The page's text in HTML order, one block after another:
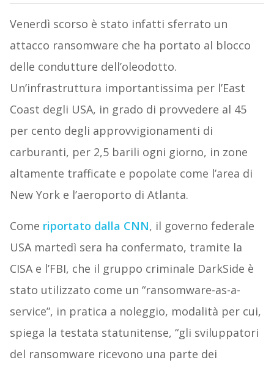
Venerdì scorso è stato infatti sferrato un
attacco ransomware che ha portato al blocco
delle condutture dell’oleodotto.
Un’infrastruttura importantissima per l’East
Coast degli USA, in grado di provvedere al 45
per cento degli approvvigionamenti di
carburanti, per 2,5 barili ogni giorno, in zone
altamente trafficate e popolate come l’area di
New York e l’aeroporto di Atlanta.
Come riportato dalla CNN, il governo federale
USA martedì sera ha confermato, tramite la
CISA e l’FBI, che il gruppo criminale DarkSide è
stato utilizzato come un “ransomware-as-a-
service”, in pratica a noleggio, modalità per cui,
spiega la testata statunitense, “gli sviluppatori
del ransomware ricevono una parte dei